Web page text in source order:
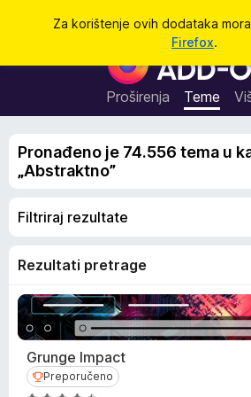
Za korištenje ovih dodataka
Firefox.
D
o
d
a
i
l
e
Proširenja Teme
a
Pronađeno je 74.556 tema u
„Abstraktno”
Filtriraj rezultate
Rezultati pretrage
Grunge Impact
Preporučeno
Preporučeno